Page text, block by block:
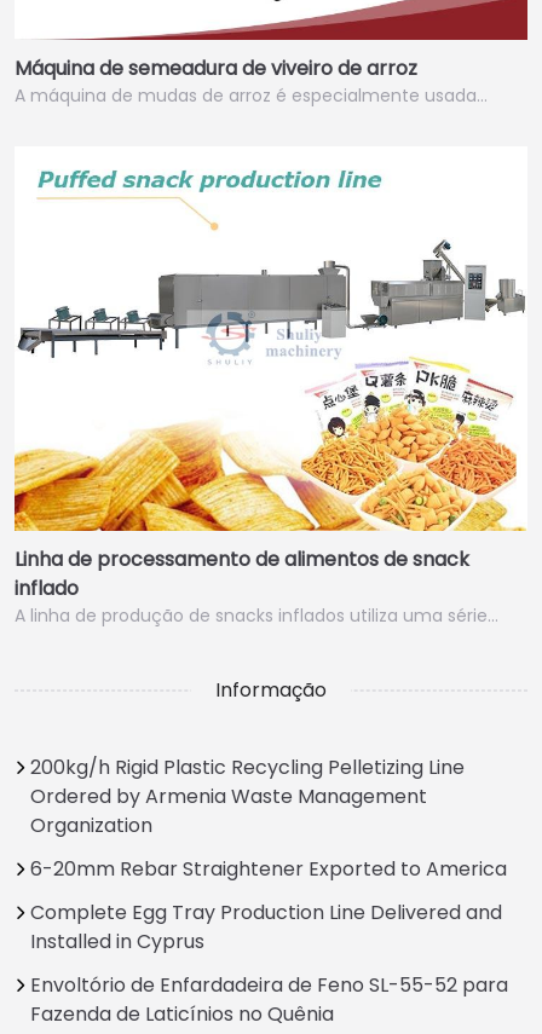
Máquina de semeadura de viveiro de arroz
A máquina de mudas de arroz é especialmente usada…
Linha de processamento de alimentos de snack
inflado
A linha de produção de snacks inflados utiliza uma série…
Informação
200kg/h Rigid Plastic Recycling Pelletizing Line
Ordered by Armenia Waste Management
Organization
6-20mm Rebar Straightener Exported to America
Complete Egg Tray Production Line Delivered and
Installed in Cyprus
Envoltório de Enfardadeira de Feno SL-55-52 para
Fazenda de Laticínios no Quênia